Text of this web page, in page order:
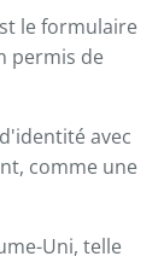
le formulaire
permis de
avec
comme une
Uni, telle